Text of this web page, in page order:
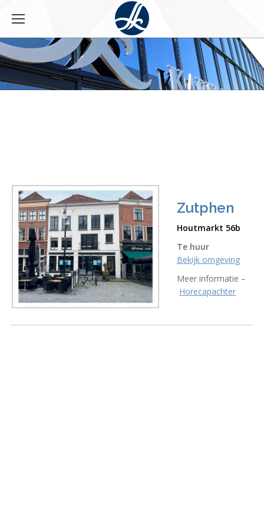
Zutphen
Houtmarkt 56b
Te huur
Bekijk omgeving
Meer informatie –
Horecapachter